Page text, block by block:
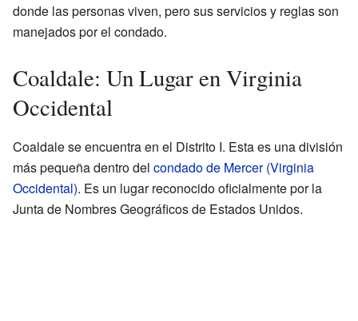
donde las personas viven, pero sus servicios y reglas son
manejados por el condado.
Coaldale: Un Lugar en Virginia
Occidental
Coaldale se encuentra en el Distrito I. Esta es una división
más pequeña dentro del condado de Mercer (Virginia
Occidental). Es un lugar reconocido oficialmente por la
Junta de Nombres Geográficos de Estados Unidos.